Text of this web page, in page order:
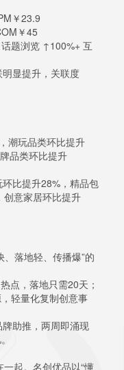
￥23.9
￥45
题浏览 ↑100%+ 互
显提升，关联度
潮玩品类环比提升
品类环比提升
比提升28%，精品包
创意家居环比提升
、落地轻、传播爆”的
点，落地只需20天；
轻量化复制创意事
助推，两周即涌现
起。名创优品以“懂